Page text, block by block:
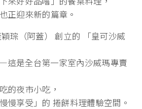
正迎來新的篇章。
琮（阿蓋） 創立的 「皇可沙威
是全台第一家室內沙威瑪專賣
的夜市小吃，
慢享受」的 捲餅料理體驗空間。